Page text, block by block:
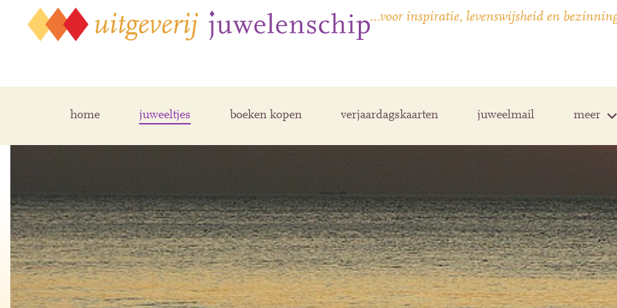
…voor inspiratie, levenswijsheid en
home juweeltjes boeken kopen verjaardagskaarten juweelmail meer